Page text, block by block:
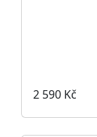
2 590 Kč